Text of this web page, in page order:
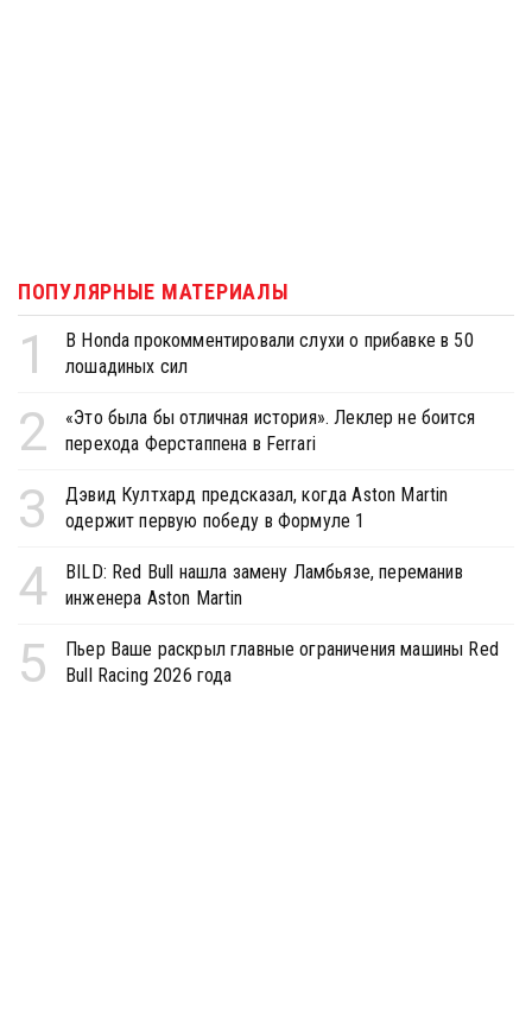
ПОПУЛЯРНЫЕ МАТЕРИАЛЫ
1
В Honda прокомментировали слухи о прибавке в 50
лошадиных сил
2
«Это была бы отличная история». Леклер не боится
перехода Ферстаппена в Ferrari
3
Дэвид Култхард предсказал, когда Aston Martin
одержит первую победу в Формуле 1
4
BILD: Red Bull нашла замену Ламбьязе, переманив
инженера Aston Martin
5
Пьер Ваше раскрыл главные ограничения машины Red
Bull Racing 2026 года